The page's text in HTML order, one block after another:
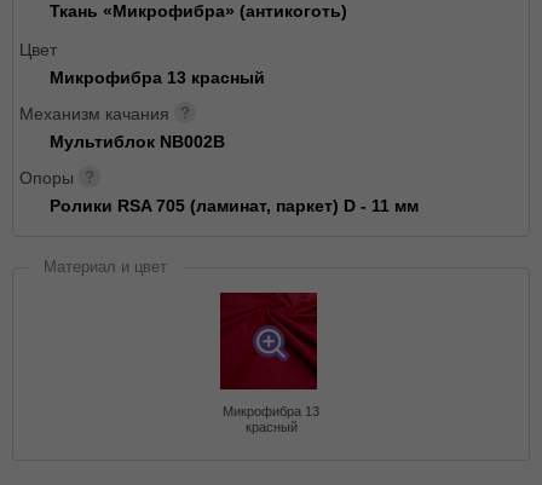
Ткань «Микрофибра» (антикоготь)
Цвет
Микрофибра 13 красный
Механизм качания
Мультиблок NB002B
Опоры
Ролики RSA 705 (ламинат, паркет) D - 11 мм
Материал и цвет
Микрофибра 13
красный